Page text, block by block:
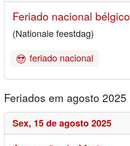
Feriado nacional bélgico
(Nationale feestdag)
feriado nacional
Feriados em agosto 2025
Sex, 15 de agosto 2025